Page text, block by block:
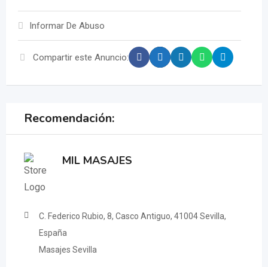
Informar De Abuso
Compartir este Anuncio:
Recomendación:
MIL MASAJES
C. Federico Rubio, 8, Casco Antiguo, 41004 Sevilla,
España
Masajes Sevilla